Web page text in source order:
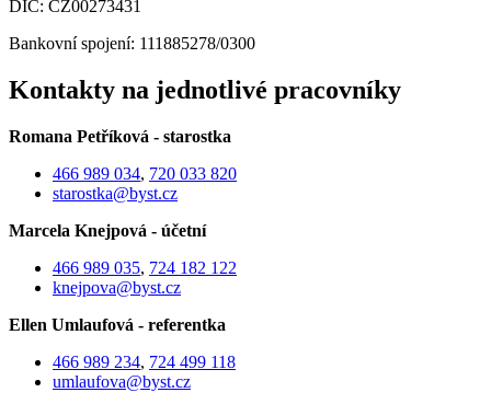
DIČ: CZ00273431
Bankovní spojení: 111885278/0300
Kontakty na jednotlivé pracovníky
Romana Petříková - starostka
466 989 034, 720 033 820
starostka@byst.cz
Marcela Knejpová - účetní
466 989 035, 724 182 122
knejpova@byst.cz
Ellen Umlaufová - referentka
466 989 234, 724 499 118
umlaufova@byst.cz